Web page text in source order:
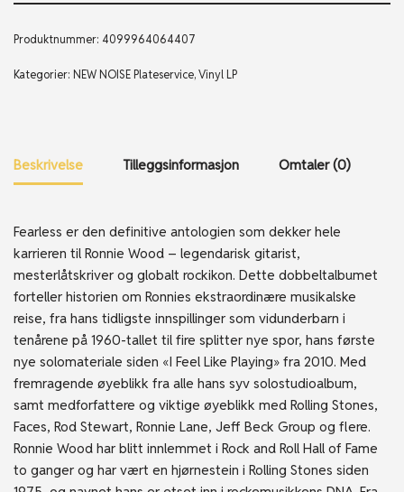
Produktnummer: 4099964064407
Kategorier: NEW NOISE Plateservice,Vinyl LP
Beskrivelse Tilleggsinformasjon Omtaler (0)
Fearless er den definitive antologien som dekker hele
karrieren til Ronnie Wood – legendarisk gitarist,
mesterlåtskriver og globalt rockikon. Dette dobbeltalbumet
forteller historien om Ronnies ekstraordinære musikalske
reise, fra hans tidligste innspillinger som vidunderbarn i
tenårene på 1960-tallet til fire splitter nye spor, hans første
nye solomateriale siden «I Feel Like Playing» fra 2010. Med
fremragende øyeblikk fra alle hans syv solostudioalbum,
samt medforfattere og viktige øyeblikk med Rolling Stones,
Faces, Rod Stewart, Ronnie Lane, Jeff Beck Group og flere.
Ronnie Wood har blitt innlemmet i Rock and Roll Hall of Fame
to ganger og har vært en hjørnestein i Rolling Stones siden